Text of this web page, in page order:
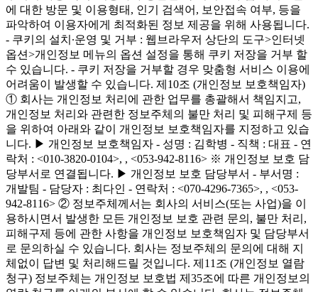
에 대한 방문 및 이용형태, 인기 검색어, 보안접속 여부, 등을
파악하여 이용자에게 최적화된 정보 제공을 위해 사용됩니다.
- 쿠키의 설치∙운영 및 거부 : 웹브라우저 상단의 도구>인터넷
옵션>개인정보 메뉴의 옵션 설정을 통해 쿠키 저장을 거부 할
수 있습니다. - 쿠키 저장을 거부할 경우 맞춤형 서비스 이용에
어려움이 발생할 수 있습니다. 제10조 (개인정보 보호책임자)
① 회사는 개인정보 처리에 관한 업무를 총괄해서 책임지고,
개인정보 처리와 관련한 정보주체의 불만 처리 및 피해구제 등
을 위하여 아래와 같이 개인정보 보호책임자를 지정하고 있습
니다. ▶ 개인정보 보호책임자 - 성명 : 김학병 - 직책 : 대표 - 연
락처 : <010-3820-0104>, , <053-942-8116> ※ 개인정보 보호 담
당부서로 연결됩니다. ▶ 개인정보 보호 담당부서 - 부서명 :
개발팀 - 담당자 : 최다인 - 연락처 : <070-4296-7365>, , <053-
942-8116> ② 정보주체께서는 회사의 서비스(또는 사업)을 이
용하시면서 발생한 모든 개인정보 보호 관련 문의, 불만 처리,
피해구제 등에 관한 사항을 개인정보 보호책임자 및 담당부서
로 문의하실 수 있습니다. 회사는 정보주체의 문의에 대해 지
체없이 답변 및 처리해드릴 것입니다. 제11조 (개인정보 열람
청구) 정보주체는 개인정보 보호법 제35조에 따른 개인정보의